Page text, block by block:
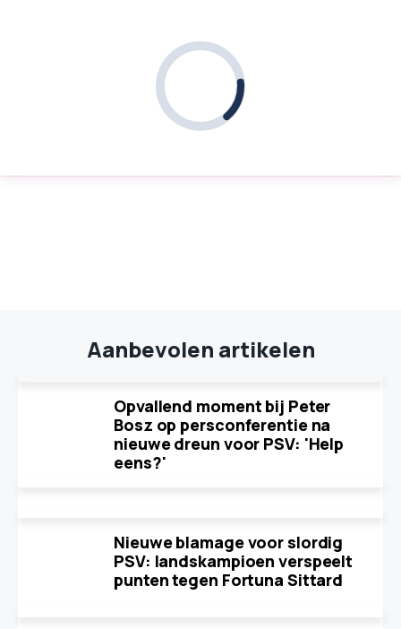
Aanbevolen artikelen
Opvallend moment bij Peter
Bosz op persconferentie na
nieuwe dreun voor PSV: 'Help
eens?'
Nieuwe blamage voor slordig
PSV: landskampioen verspeelt
punten tegen Fortuna Sittard